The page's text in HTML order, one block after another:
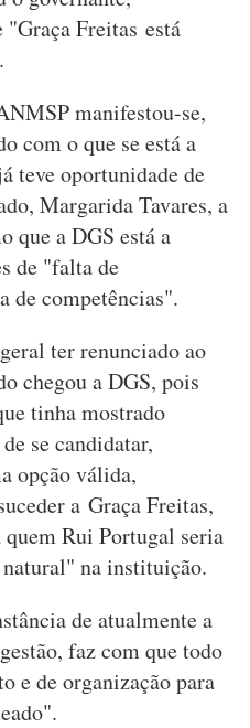
"Graça Freitas está
manifestou-se,
com o que se está a
teve oportunidade de
Margarida Tavares, a
que a DGS está a
de "falta de
de competências".
ter renunciado ao
chegou a DGS, pois
tinha mostrado
se candidatar,
opção válida,
a Graça Freitas,
Rui Portugal seria
natural" na instituição.
de atualmente a
faz com que todo
e de organização para